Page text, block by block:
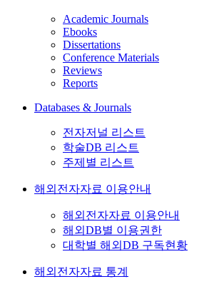
Academic Journals
Ebooks
Dissertations
Conference Materials
Reviews
Reports
Databases & Journals
전자저널 리스트
학술DB 리스트
주제별 리스트
해외전자자료 이용안내
해외전자자료 이용안내
해외DB별 이용권한
대학별 해외DB 구독현황
해외전자자료 통계